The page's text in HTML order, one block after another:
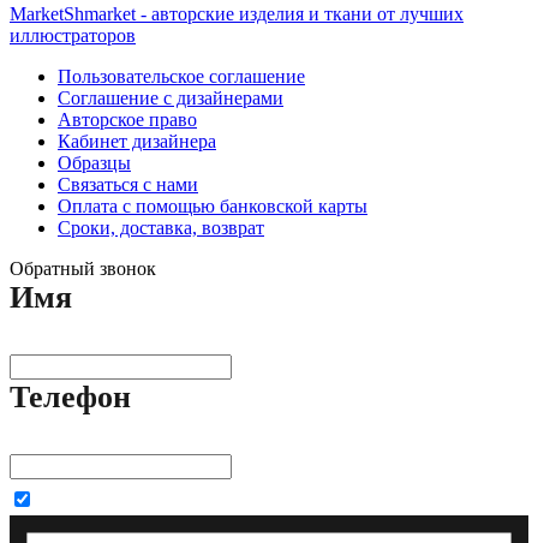
MarketShmarket - авторские изделия и ткани от лучших
иллюстраторов
Пользовательское соглашение
Соглашение с дизайнерами
Авторское право
Кабинет дизайнера
Образцы
Связаться с нами
Оплата с помощью банковской карты
Сроки, доставка, возврат
Обратный звонок
Имя
Телефон